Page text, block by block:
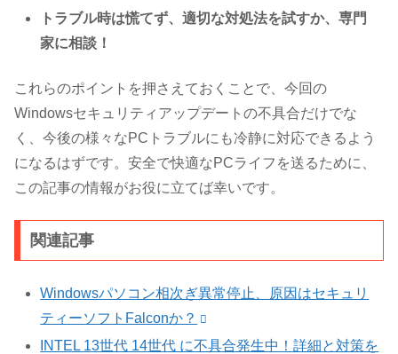
トラブル時は慌てず、適切な対処法を試すか、専門
家に相談！
これらのポイントを押さえておくことで、今回の
Windowsセキュリティアップデートの不具合だけでな
く、今後の様々なPCトラブルにも冷静に対応できるよう
になるはずです。安全で快適なPCライフを送るために、
この記事の情報がお役に立てば幸いです。
関連記事
Windowsパソコン相次ぎ異常停止、原因はセキュリ
ティーソフトFalconか？
INTEL 13世代 14世代 に不具合発生中！詳細と対策を